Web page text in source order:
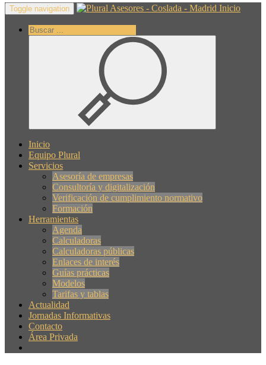
Toggle navigation Inicio
Inicio
Equipo Plural
Servicios
Asesoría de empresas
Consultoría y digitalización
Verificación de cumplimiento normativo
Formación
Herramientas
Agenda
Calculadoras
Calculadoras públicas
Enlaces de interés
Guías prácticas
Modelos
Tarifas y tablas
Actualidad
Jornadas Informativas
Contacto
Área Privada